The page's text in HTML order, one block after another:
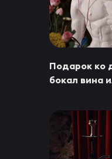
Подарок ко
бокал вина